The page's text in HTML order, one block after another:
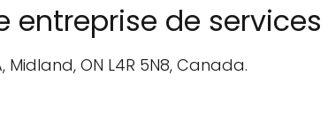
entreprise de
Midland, ON L4R 5N8, Canada.